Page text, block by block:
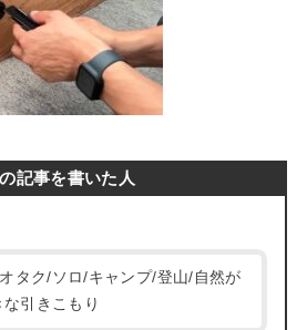
記事を書いた人
タク/ソロ/キャンプ/登山/自然が
な引きこもり